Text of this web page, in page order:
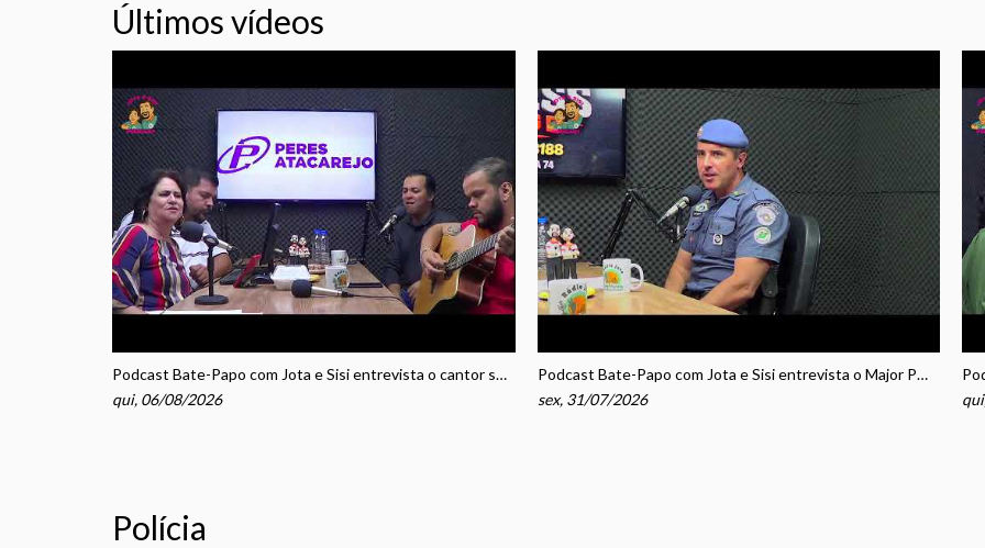
Últimos vídeos
Podcast Bate-Papo com Jota e Sisi entrevista o cantor sertanejo Luan Marks
qui, 06/08/2026
Podcast Bate-Papo com Jota e Sisi entrevista o Major PM Osmar Santa Rosa
sex, 31/07/2026
Polícia